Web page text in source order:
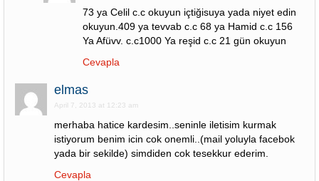
73 ya Celil c.c okuyun içtiğisuya yada niyet edin
okuyun.409 ya tevvab c.c 68 ya Hamid c.c 156
Ya Afüvv. c.c1000 Ya reşid c.c 21 gün okuyun
Cevapla
elmas
April 7, 2013 at 12:23 am
merhaba hatice kardesim..seninle iletisim kurmak
istiyorum benim icin cok onemli..(mail yoluyla facebok
yada bir sekilde) simdiden cok tesekkur ederim.
Cevapla